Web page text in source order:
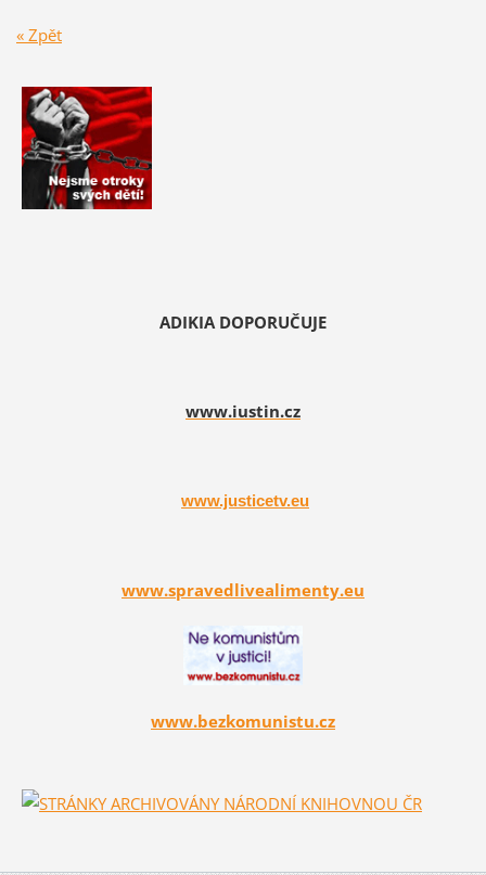
« Zpět
ADIKIA DOPORUČUJE
www.iustin.cz
www.justicetv.eu
www.spravedlivealimenty.eu
www.bezkomunistu.cz